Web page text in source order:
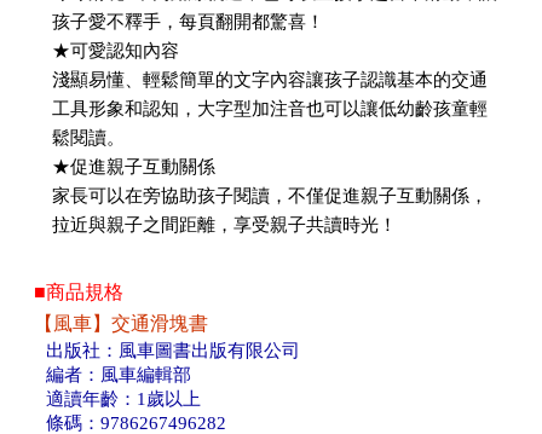
孩子愛不釋手，每頁翻開都驚喜！
★可愛認知內容
淺顯易懂、輕鬆簡單的文字內容讓孩子認識基本的交通
工具形象和認知，大字型加注音也可以讓低幼齡孩童輕
鬆閱讀。
★促進親子互動關係
家長可以在旁協助孩子閱讀，不僅促進親子互動關係，
拉近與親子之間距離，享受親子共讀時光！
■商品規格
【風車】交通滑塊書
出版社：風車圖書出版有限公司
編者：風車編輯部
適讀年齡：1歲以上
條碼：9786267496282